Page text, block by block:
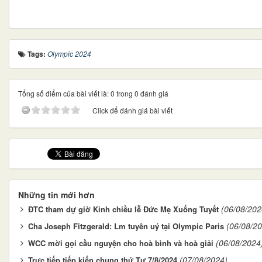
Tags: Olympic 2024
Tổng số điểm của bài viết là: 0 trong 0 đánh giá
Click để đánh giá bài viết
Những tin mới hơn
ĐTC tham dự giờ Kinh chiều lễ Đức Mẹ Xuống Tuyết (06/08/
Cha Joseph Fitzgerald: Lm tuyên uý tại Olympic Paris (06/08/
WCC mời gọi cầu nguyện cho hoà bình và hoà giải (06/08/
Trực tiếp tiếp kiến chung thứ Tư 7/8/2024 (07/08/2024)